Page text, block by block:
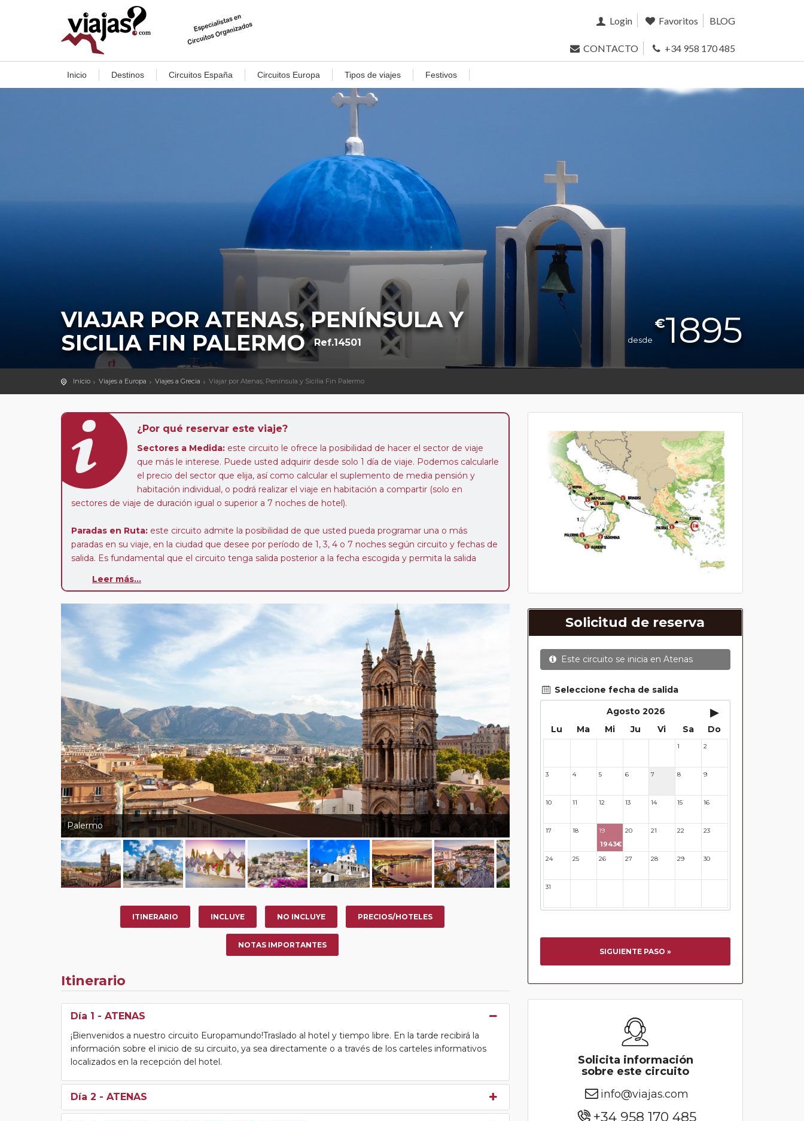
Login Favoritos BLOG
CONTACTO +34 958 170 485
Inicio Destinos Circuitos España Circuitos Europa Tipos de viajes Festivos
VIAJAR POR ATENAS, PENÍNSULA Y
SICILIA FIN PALERMO Ref.14501 desde
€1895
Inicio Viajes a Europa Viajes a Grecia Viajar por Atenas, Península y Sicilia Fin Palermo
¿Por qué reservar este viaje?
Sectores a Medida: este circuito le ofrece la posibilidad de hacer el sector de viaje
que más le interese. Puede usted adquirir desde solo 1 día de viaje. Podemos calcularle
el precio del sector que elija, así como calcular el suplemento de media pensión y
habitación individual, o podrá realizar el viaje en habitación a compartir (solo en
sectores de viaje de duración igual o superior a 7 noches de hotel).
Paradas en Ruta: este circuito admite la posibilidad de que usted pueda programar una o más
paradas en su viaje, en la ciudad que desee por período de 1, 3, 4 o 7 noches según circuito y fechas de
salida. Es fundamental que el circuito tenga salida posterior a la fecha escogida y permita la salida
realiza para tomar otro circuito del mismo proveedor no se abonará este suplemento.
este circuito, en cualquier época del año, ofrece a los pasajeros que ya hayan viajado
con nosotros en los últimos 3 años y que pertenezcan a nuestro Club de Pasajeros (cuya obtención se
realiza tras rellenar el cuestionario de satisfacción en "Mi viaje") o los que estén en luna de miel
contarán con un descuento del 5%.
Leer más...
Palermo
ITINERARIO INCLUYE NO INCLUYE PRECIOS/HOTELES
NOTAS IMPORTANTES
Itinerario
Día 1 - ATENAS
¡Bienvenidos a nuestro circuito Europamundo!Traslado al hotel y tiempo libre. En la tarde recibirá la
información sobre el inicio de su circuito, ya sea directamente o a través de los carteles informativos
localizados en la recepción del hotel.
Día 2 - ATENAS
Solicitud de reserva
Este circuito se inicia en Atenas
Seleccione fecha de salida
Agosto 2026
▸
Lu Ma Mi Ju Vi Sa Do
1 2
3 4 5 6 7 8 9
10 11 12 13 14 15 16
17 18 19
1943€
20 21 22 23
24 25 26 27 28 29 30
31
SIGUIENTE PASO »
Solicita información
sobre este circuito
info@viajas.com
+34 958 170 485